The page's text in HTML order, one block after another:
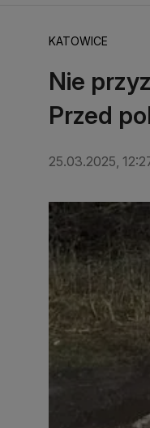
KATOWICE
Nie
Przed
25.03.2025,